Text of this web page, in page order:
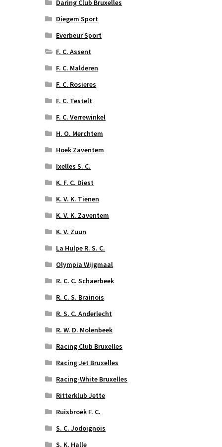
Daring Club Bruxelles
Diegem Sport
Everbeur Sport
F. C. Assent
F. C. Malderen
F. C. Rosieres
F. C. Testelt
F. C. Verrewinkel
H. O. Merchtem
Hoek Zaventem
Ixelles S. C.
K. F. C. Diest
K. V. K. Tienen
K. V. K. Zaventem
K. V. Zuun
La Hulpe R. S. C.
Olympia Wijgmaal
R. C. C. Schaerbeek
R. C. S. Brainois
R. S. C. Anderlecht
R. W. D. Molenbeek
Racing Club Bruxelles
Racing Jet Bruxelles
Racing-White Bruxelles
Ritterklub Jette
Ruisbroek F. C.
S. C. Jodoignois
S. K. Halle